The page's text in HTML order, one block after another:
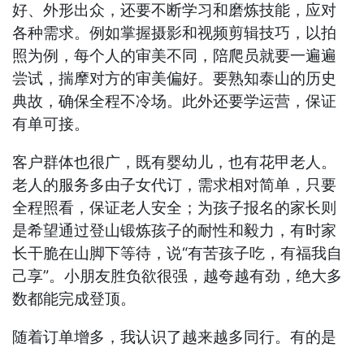
好、外形出众，还要不断学习和磨炼技能，应对
各种需求。例如掌握摄影和视频剪辑技巧，以拍
照为例，每个人的审美不同，陪爬员就要一遍遍
尝试，揣摩对方的审美偏好。要熟知泰山的历史
典故，确保全程不冷场。此外还要学运营，保证
有单可接。
客户群体也很广，既有婴幼儿，也有花甲老人。
老人的服务多由子女代订，需求相对简单，只要
全程照看，保证老人安全；为孩子报名的家长则
是希望通过登山锻炼孩子的耐性和毅力，有时家
长干脆在山脚下等待，说“有苦孩子吃，有福我自
己享”。小朋友胜负欲很强，越夸越有劲，绝大多
数都能完成登顶。
随着订单增多，我认识了越来越多同行。有的是